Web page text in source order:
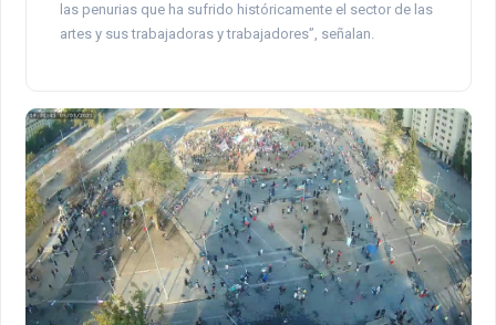
las penurias que ha sufrido históricamente el sector de las
artes y sus trabajadoras y trabajadores”, señalan.